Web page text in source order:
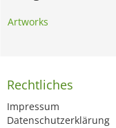
Artworks
Rechtliches
Impressum
Datenschutzerklärung